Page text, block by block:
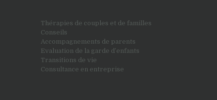
Thérapies de couples et de familles
Conseils
Accompagnements de parents
Evaluation de la garde d’enfants
Transitions de vie
Consultance en entreprise